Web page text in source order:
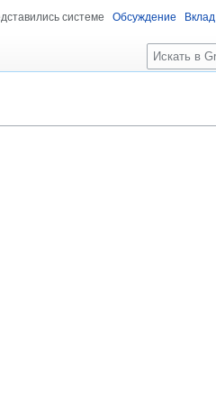
системе Обсуждение Вклад
Поиск